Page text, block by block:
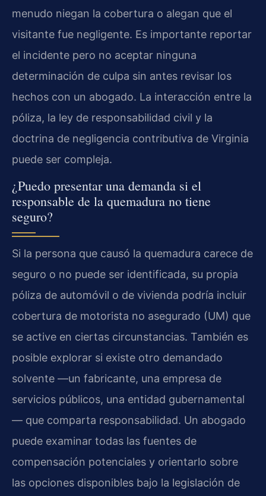
menudo niegan la cobertura o alegan que el
visitante fue negligente. Es importante reportar
el incidente pero no aceptar ninguna
determinación de culpa sin antes revisar los
hechos con un abogado. La interacción entre la
póliza, la ley de responsabilidad civil y la
doctrina de negligencia contributiva de Virginia
puede ser compleja.
¿Puedo presentar una demanda si el
responsable de la quemadura no tiene
seguro?
Si la persona que causó la quemadura carece de
seguro o no puede ser identificada, su propia
póliza de automóvil o de vivienda podría incluir
cobertura de motorista no asegurado (UM) que
se active en ciertas circunstancias. También es
posible explorar si existe otro demandado
solvente —un fabricante, una empresa de
servicios públicos, una entidad gubernamental
— que comparta responsabilidad. Un abogado
puede examinar todas las fuentes de
compensación potenciales y orientarlo sobre
las opciones disponibles bajo la legislación de